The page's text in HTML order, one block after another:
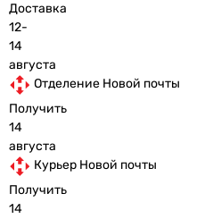
Доставка
12-
14
августа
Отделение Новой почты
Получить
14
августа
Курьер Новой почты
Получить
14